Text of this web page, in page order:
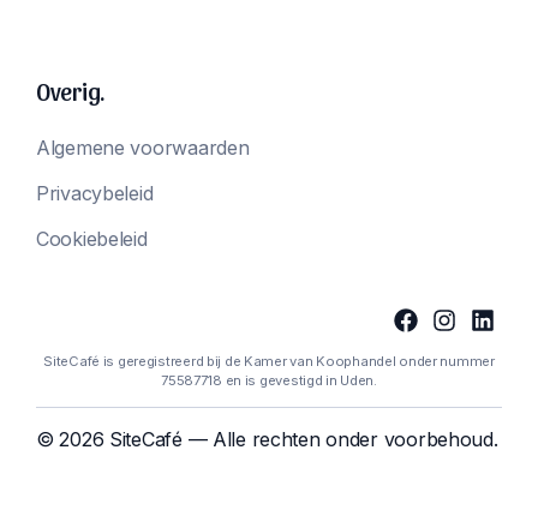
Overig.
Algemene voorwaarden
Privacybeleid
Cookiebeleid
SiteCafé is geregistreerd bij de Kamer van Koophandel onder nummer
75587718 en is gevestigd in Uden.
© 2026 SiteCafé — Alle rechten onder voorbehoud.